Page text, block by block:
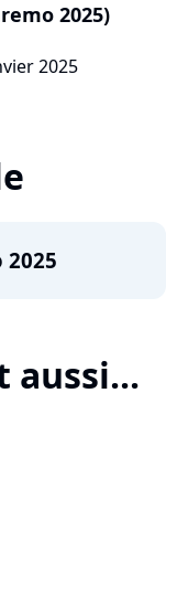
2025)
2025
2025
aussi...